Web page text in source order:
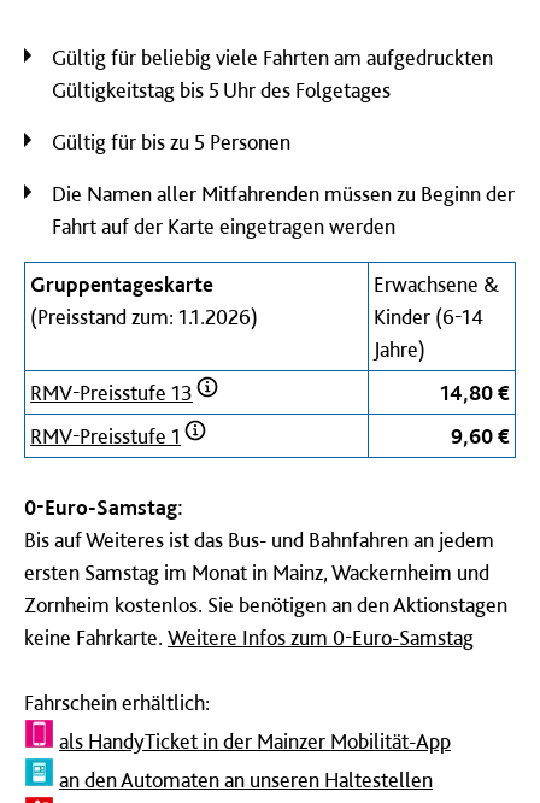
Gültig für beliebig viele Fahrten am aufgedruckten
Gültigkeitstag bis 5 Uhr des Folgetages
Gültig für bis zu 5 Personen
Die Namen aller Mitfahrenden müssen zu Beginn der
Fahrt auf der Karte eingetragen werden
Gruppentageskarte
(Preisstand zum: 1.1.2026)
Erwachsene &
Kinder (6-14
Jahre)
RMV-Preisstufe 13
14,80 €
RMV-Preisstufe 1
9,60 €
0-Euro-Samstag:
Bis auf Weiteres ist das Bus- und Bahnfahren an jedem
ersten Samstag im Monat in Mainz, Wackernheim und
Zornheim kostenlos. Sie benötigen an den Aktionstagen
keine Fahrkarte. Weitere Infos zum 0-Euro-Samstag
Fahrschein erhältlich:
als HandyTicket in der Mainzer Mobilität-App
an den Automaten an unseren Haltestellen